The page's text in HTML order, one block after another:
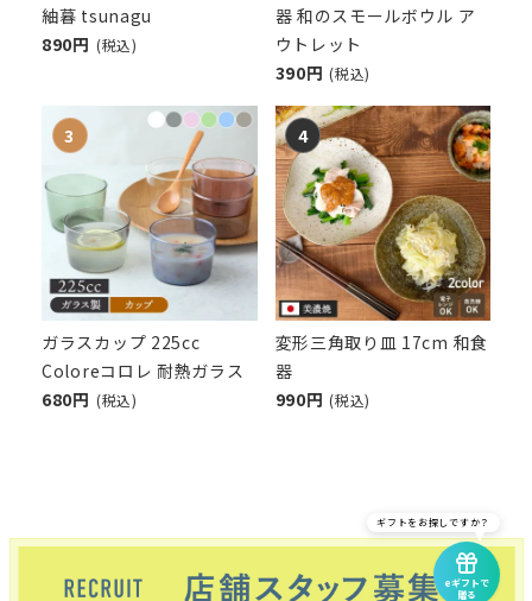
紬暮 tsunagu
890円 (税込)
器 和のスモールボウル ア
ウトレット
390円 (税込)
ガラスカップ 225cc
Coloreコロレ 耐熱ガラス
680円 (税込)
変形三角取り皿 17cm 和食
器
990円 (税込)
eギフトで
贈る
ギフトをお探しですか？